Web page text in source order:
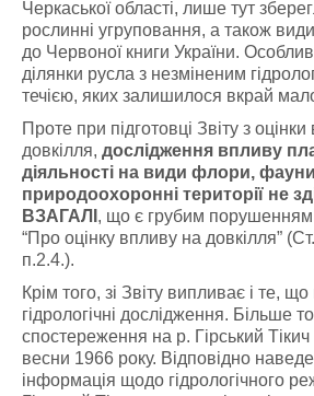
Черкаської області, лише тут
рослинні угруповання, а також
до Червоної книги України.
ділянки русла з незміненим
течією, яких залишилося вкрай
Проте при підготовці Звіту з
довкілля, дослідження впливу
діяльності на види флори,
природоохоронні території не
ВЗАГАЛІ , що є грубим порушенням
“Про оцінку впливу на довкілля”
п.2.4.).
Крім того, зі Звіту випливає і те,
гідрологічні дослідження. Більше
спостереження на р. Гірський
весни 1966 року. Відповідно
інформація щодо гідрологічного